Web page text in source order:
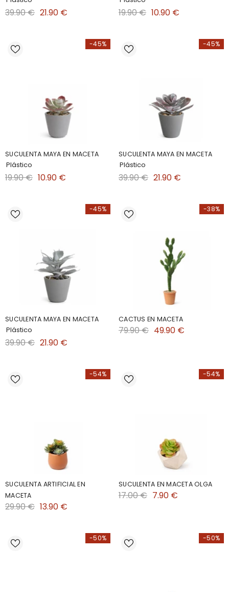
39.90 € 21.90 € 19.90 € 10.90 €
-45%
SUCULENTA MAYA EN MACETA
Plástico
19.90 € 10.90 €
-45%
SUCULENTA MAYA EN MACETA
Plástico
39.90 € 21.90 €
-45%
SUCULENTA MAYA EN MACETA
Plástico
39.90 € 21.90 €
-38%
CACTUS EN MACETA
79.90 € 49.90 €
-54%
SUCULENTA ARTIFICIAL EN
MACETA
29.90 € 13.90 €
-54%
SUCULENTA EN MACETA OLGA
17.00 € 7.90 €
-50% -50%